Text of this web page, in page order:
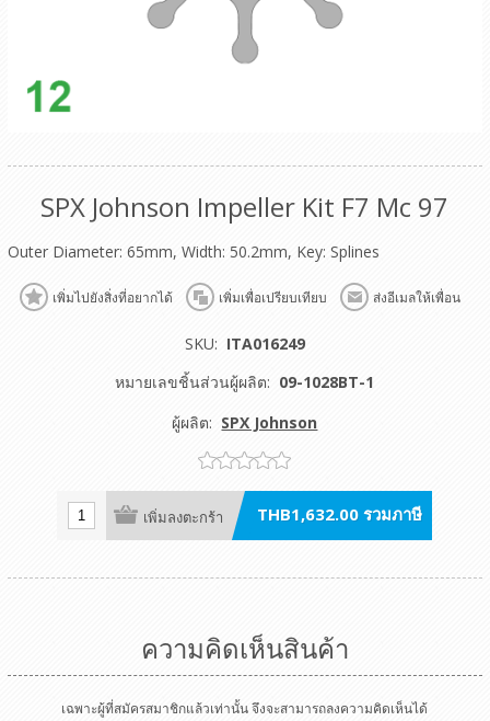
SPX Johnson Impeller Kit F7 Mc 97
Outer Diameter: 65mm, Width: 50.2mm, Key: Splines
เพิ่มไปยังสิ่งที่อยากได้ เพิ่มเพื่อเปรียบเทียบ ส่งอีเมลให้เพื่อน
SKU: ITA016249
หมายเลขชิ้นส่วนผู้ผลิต: 09-1028BT-1
ผู้ผลิต: SPX Johnson
เพิ่มลงตะกร้า THB1,632.00 รวมภาษี
ความคิดเห็นสินค้า
เฉพาะผู้ที่สมัครสมาชิกแล้วเท่านั้น จึงจะสามารถลงความคิดเห็นได้